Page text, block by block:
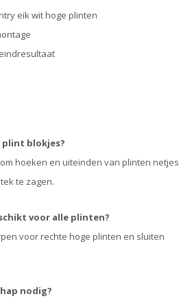
eik wit hoge plinten
plint blokjes?
hoeken en uiteinden van plinten netjes
te zagen.
voor alle plinten?
voor rechte hoge plinten en sluiten
nodig?